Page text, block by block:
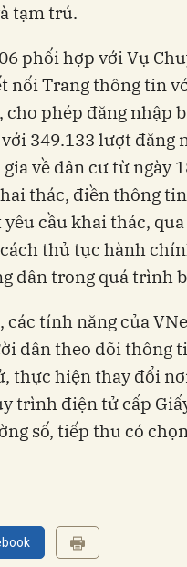
tạm trú.
phối hợp với Vụ
nối Trang thông tin
phép đăng nhập
349.133 lượt đăng
về dân cư từ ngày
thác, điền thông
cầu khai thác,
thủ tục hành
dân trong quá trình
các tính năng của
dân theo dõi thông
thực hiện thay đổi
trình điện tử cấp
số, tiếp thu có